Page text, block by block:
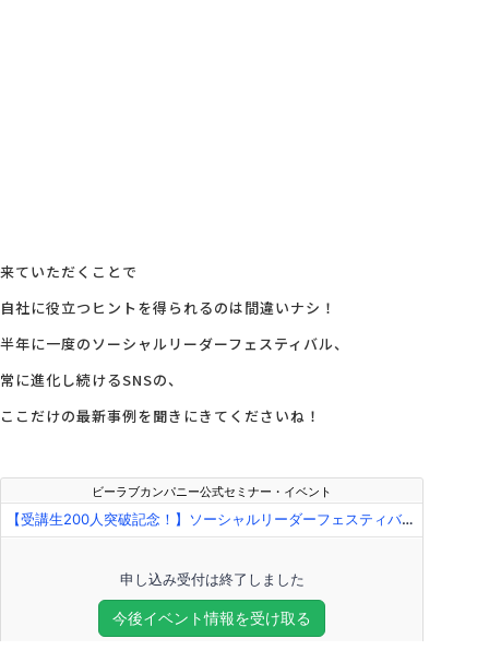
来ていただくことで
自社に役立つヒントを得られるのは間違いナシ！
半年に一度のソーシャルリーダーフェスティバル、
常に進化し続けるSNSの、
ここだけの最新事例を聞きにきてくださいね！